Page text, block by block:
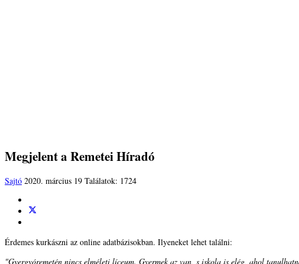
Megjelent a Remetei Híradó
Sajtó 2020. március 19 Találatok: 1724
Érdemes kurkászni az online adatbázisokban. Ilyeneket lehet találni:
"Gyergyóremetén nincs elméleti líceum. Gyermek az van, s iskola is elég, ahol